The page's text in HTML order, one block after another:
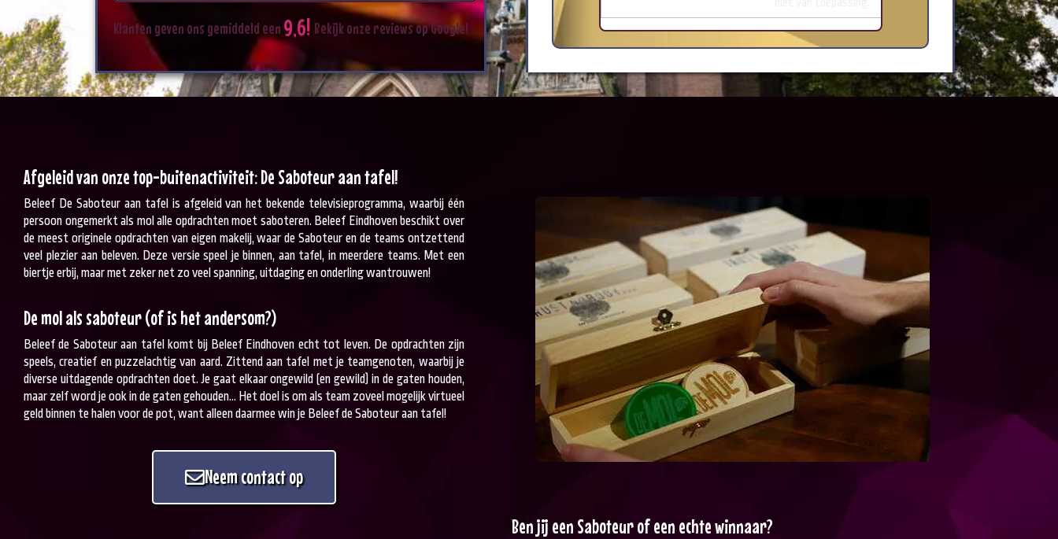
Klanten geven ons gemiddeld een 9,6! Bekijkonze reviewsopGoogle!
Afgeleid van onze top-buitenactiviteit: De Saboteur aan tafel!
Beleef De Saboteur aan tafel is afgeleid van het bekende televisieprogramma, waarbij één
persoon ongemerkt als mol alle opdrachten moet saboteren. Beleef Eindhoven beschikt over
de meest originele opdrachten van eigen makelij, waar de Saboteur en de teams ontzettend
veel plezier aan beleven. Deze versie speel je binnen, aan tafel, in meerdere teams. Met een
biertje erbij, maar met zeker net zo veel spanning, uitdaging en onderling wantrouwen!
De mol als saboteur (of is het andersom?)
Beleef de Saboteur aan tafel komt bij Beleef Eindhoven echt tot leven. De opdrachten zijn
speels, creatief en puzzelachtig van aard. Zittend aan tafel met je teamgenoten, waarbij je
diverse uitdagende opdrachten doet. Je gaat elkaar ongewild (en gewild) in de gaten houden,
maar zelf word je ook in de gaten gehouden… Het doel is om als team zoveel mogelijk virtueel
geld binnen te halen voor de pot, want alleen daarmee win je Beleef de Saboteur aan tafel!
Neem contact op
Ben jij een Saboteur of een echte winnaar?